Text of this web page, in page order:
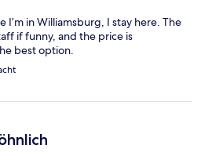
I’m in Williamsburg, I stay here. The
if funny, and the price is
best option.